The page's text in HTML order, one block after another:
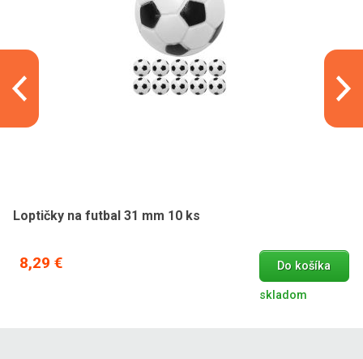
Loptičky na futbal 31 mm 10 ks
8,29 € Do košíka
skladom